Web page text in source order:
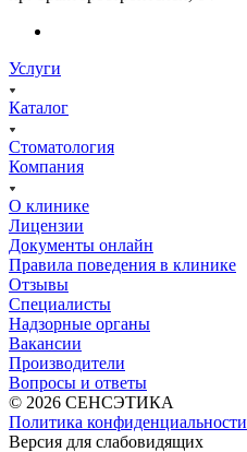
Услуги
Каталог
Стоматология
Компания
О клинике
Лицензии
Документы онлайн
Правила поведения в клинике
Отзывы
Специалисты
Надзорные органы
Вакансии
Производители
Вопросы и ответы
© 2026 СЕНСЭТИКА
Политика конфиденциальности
Версия для слабовидящих